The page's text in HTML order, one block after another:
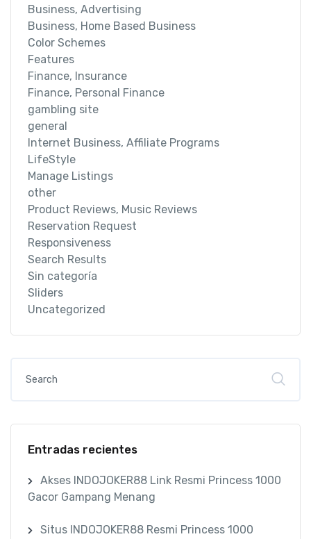
Business, Advertising
Business, Home Based Business
Color Schemes
Features
Finance, Insurance
Finance, Personal Finance
gambling site
general
Internet Business, Affiliate Programs
LifeStyle
Manage Listings
other
Product Reviews, Music Reviews
Reservation Request
Responsiveness
Search Results
Sin categoría
Sliders
Uncategorized
Entradas recientes
Akses INDOJOKER88 Link Resmi Princess 1000
Gacor Gampang Menang
Situs INDOJOKER88 Resmi Princess 1000